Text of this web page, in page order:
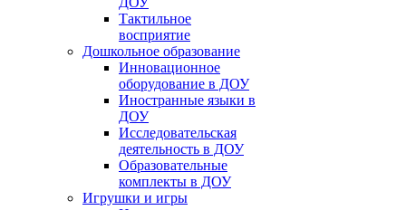
Тактильное
восприятие
Дошкольное образование
Инновационное
оборудование в ДОУ
Иностранные языки в
ДОУ
Исследовательская
деятельность в ДОУ
Образовательные
комплекты в ДОУ
Игрушки и игры